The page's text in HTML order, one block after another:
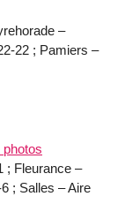
–
22 ; Pamiers –
photos
; Fleurance –
; Salles – Aire